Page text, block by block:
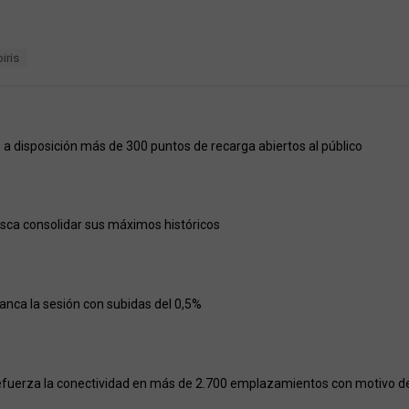
a disposición más de 300 puntos de recarga abiertos al público
consolidar sus máximos históricos
la sesión con subidas del 0,5%
la conectividad en más de 2.700 emplazamientos con motivo